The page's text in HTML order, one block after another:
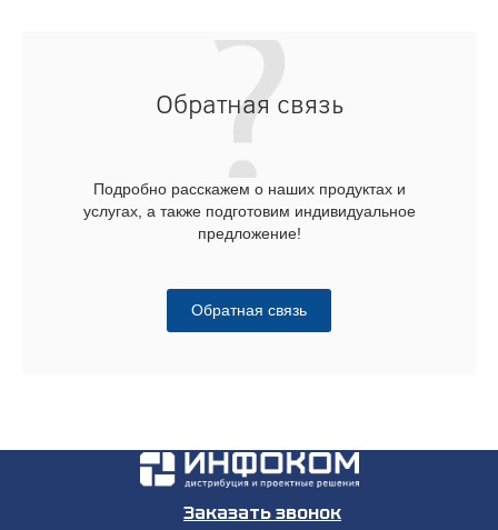
Обратная связь
Подробно расскажем о наших продуктах и
услугах, а также подготовим индивидуальное
предложение!
Обратная связь
Заказать звонок